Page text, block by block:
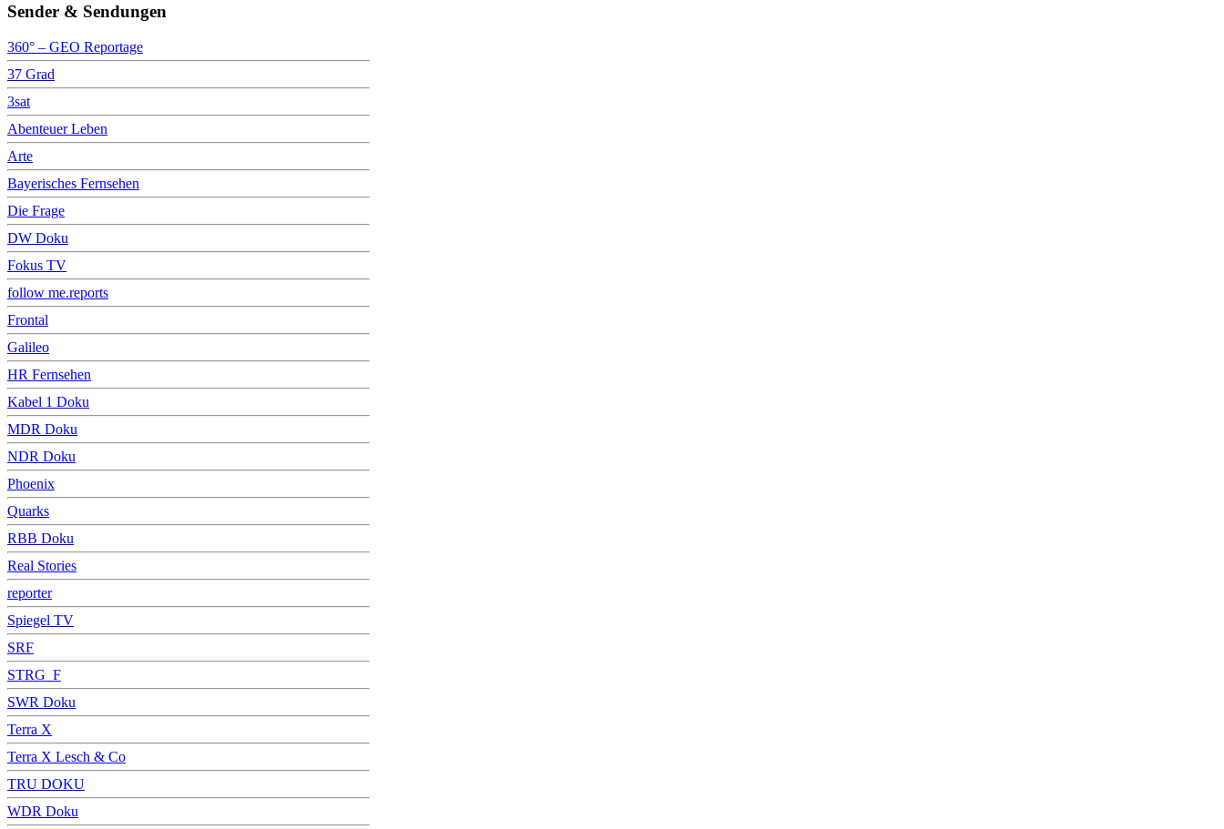
Sender & Sendungen
360° – GEO Reportage
37 Grad
3sat
Abenteuer Leben
Arte
Bayerisches Fernsehen
Die Frage
DW Doku
Fokus TV
follow me.reports
Frontal
Galileo
HR Fernsehen
Kabel 1 Doku
MDR Doku
NDR Doku
Phoenix
Quarks
RBB Doku
Real Stories
reporter
Spiegel TV
SRF
STRG_F
SWR Doku
Terra X
Terra X Lesch & Co
TRU DOKU
WDR Doku